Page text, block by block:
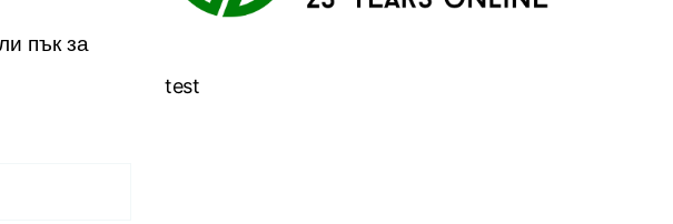
пък за
test